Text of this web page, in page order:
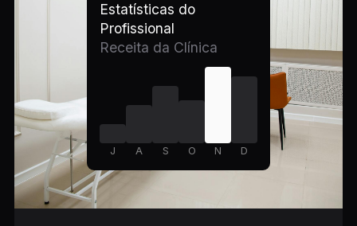
Estatísticas do
Profissional
Receita da Clínica
J A S O N D